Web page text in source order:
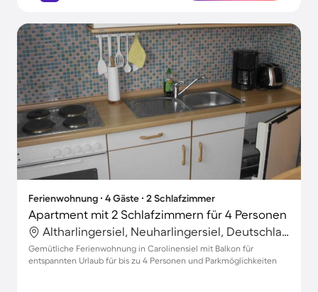
Ferienwohnung ∙ 4 Gäste ∙ 2 Schlafzimmer
Apartment mit 2 Schlafzimmern für 4 Personen
Altharlingersiel, Neuharlingersiel, Deutschland
Gemütliche Ferienwohnung in Carolinensiel mit Balkon für
entspannten Urlaub für bis zu 4 Personen und Parkmöglichkeiten